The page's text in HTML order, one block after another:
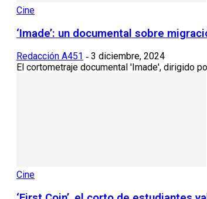
Cine
‘Imade’: un documental sobre
Redacción A451 - 3 diciembre, 2024
El cortometraje documental 'Imade', dirigido
Cine